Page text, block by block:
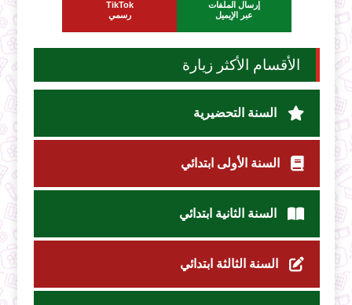
إرسال الملفات
عبر الإيميل
TikTok
رسمي
الأقسام الأكثر زيارة
السنة التحضيرية
السنة الأولى ابتدائي
السنة الثانية ابتدائي
السنة الثالثة ابتدائي